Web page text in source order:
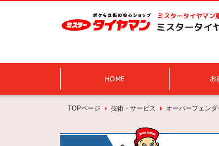
ミスタータイヤマン
ミスタータイ
HOME お
TOPページ 技術・サービス オーバーフェン